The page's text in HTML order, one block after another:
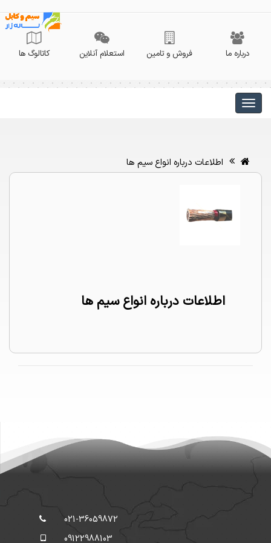
درباره ما فروش و تامین استعلام آنلاین کاتالوگ ها
اطلاعات درباره انواع سیم ها
اطلاعات درباره انواع سیم ها
021-36059872
09122988103